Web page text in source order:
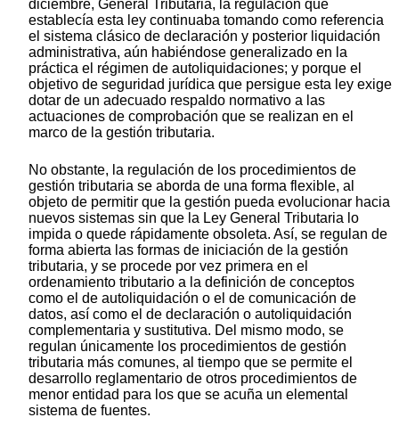
diciembre, General Tributaria, la regulación que
establecía esta ley continuaba tomando como referencia
el sistema clásico de declaración y posterior liquidación
administrativa, aún habiéndose generalizado en la
práctica el régimen de autoliquidaciones; y porque el
objetivo de seguridad jurídica que persigue esta ley exige
dotar de un adecuado respaldo normativo a las
actuaciones de comprobación que se realizan en el
marco de la gestión tributaria.
No obstante, la regulación de los procedimientos de
gestión tributaria se aborda de una forma flexible, al
objeto de permitir que la gestión pueda evolucionar hacia
nuevos sistemas sin que la Ley General Tributaria lo
impida o quede rápidamente obsoleta. Así, se regulan de
forma abierta las formas de iniciación de la gestión
tributaria, y se procede por vez primera en el
ordenamiento tributario a la definición de conceptos
como el de autoliquidación o el de comunicación de
datos, así como el de declaración o autoliquidación
complementaria y sustitutiva. Del mismo modo, se
regulan únicamente los procedimientos de gestión
tributaria más comunes, al tiempo que se permite el
desarrollo reglamentario de otros procedimientos de
menor entidad para los que se acuña un elemental
sistema de fuentes.